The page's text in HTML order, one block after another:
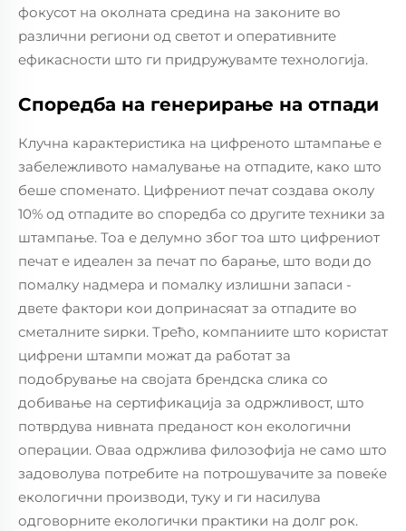
фокусот на околната средина на законите во
различни региони од светот и оперативните
ефикасности што ги придружувамте технологија.
Споредба на генерирање на отпади
Клучна карактеристика на цифреното штампање е
забележливото намалување на отпадите, како што
беше споменато. Цифрениот печат создава околу
10% од отпадите во споредба со другите техники за
штампање. Тоа е делумно због тоа што цифрениот
печат е идеален за печат по барање, што води до
помалку надмера и помалку излишни запаси -
двете фактори кои допринасяат за отпадите во
сметалните ѕирки. Трећо, компаниите што користат
цифрени штампи можат да работат за
подобрување на својата брендска слика со
добивање на сертификација за одржливост, што
потврдува нивната преданост кон екологични
операции. Оваа одржлива филозофија не само што
задоволува потребите на потрошувачите за повеќе
екологични производи, туку и ги насилува
одговорните екологички практики на долг рок.